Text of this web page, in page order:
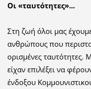
Οι «ταυτότητες»...
Στη ζωή όλοι μας
ανθρώπους που
ορισμένες
είχαν επιλέξει να
ένδοξου